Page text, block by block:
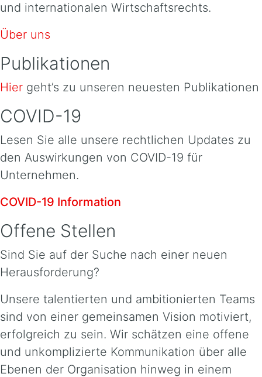
und internationalen Wirtschaftsrechts.
Über uns
Publikationen
Hier geht’s zu unseren neuesten Publikationen
COVID-19
Lesen Sie alle unsere rechtlichen Updates zu
den Auswirkungen von COVID-19 für
Unternehmen.
COVID-19 Information
Offene Stellen
Sind Sie auf der Suche nach einer neuen
Herausforderung?
Unsere talentierten und ambitionierten Teams
sind von einer gemeinsamen Vision motiviert,
erfolgreich zu sein. Wir schätzen eine offene
und unkomplizierte Kommunikation über alle
Ebenen der Organisation hinweg in einem